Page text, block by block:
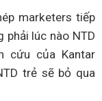
marketers tiếp
phải lúc nào NTD
cứu của Kantar
trẻ sẽ bỏ qua